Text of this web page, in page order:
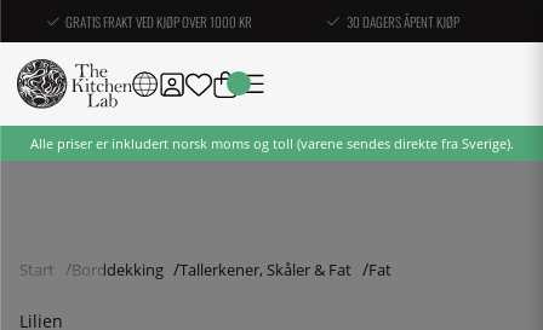
GRATIS FRAKT VED KJØP OVER 1000 KR 30 DAGERS ÅPENT KJØP
Alle priser er inkludert norsk moms og toll (varene sendes direkte fra Sverige).
Start Borddekking Tallerkener, Skåler & Fat Fat
Lilien